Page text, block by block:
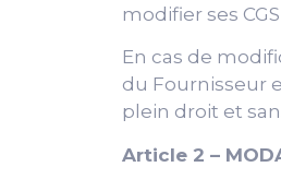
modifier ses
En cas de
du Fournisseur
plein droit et
Article 2 –